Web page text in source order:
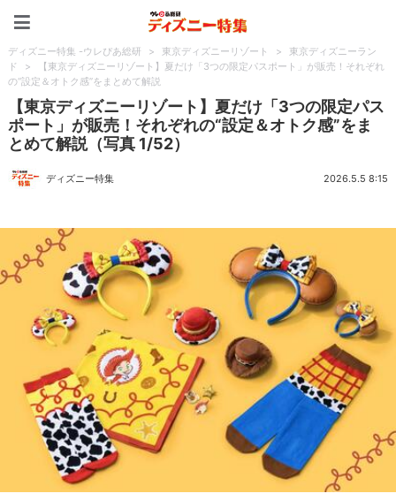
ディズニー特集 -ウレぴあ総研 > 東京ディズニーリゾート >
東京ディズニーラン
ド
>
【東京ディズニーリゾート】夏だけ「3つの限定パスポート」が販売！それぞれ
の“設定＆オトク感”をまとめて解説
【東京ディズニーリゾート】夏だけ「3つの限定パス
ポート」が販売！それぞれの“設定＆オトク感”をま
とめて解説（写真 1/52）
ディズニー特集 2026.5.5 8:15